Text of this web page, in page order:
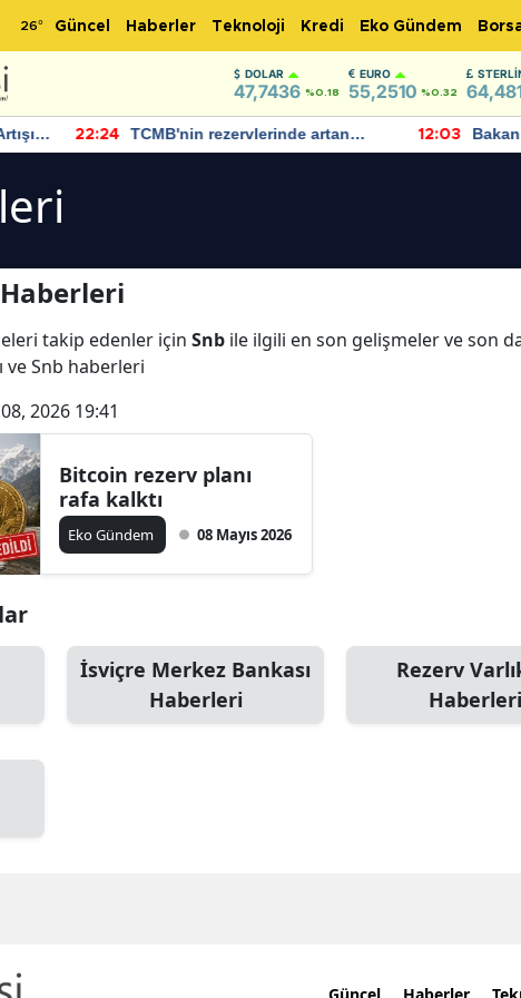
26° Güncel Haberler Teknoloji Kredi Eko Gündem
DOLAR
47,7436 %0.18
EURO
55,2510 %0.32
22:24
TCMB'nin rezervlerinde artan
momentum devam ediyor
12:03
Bakan
için
takip edenler için Snb ile ilgili en son gelişmeler ve son
ve Snb haberleri
2026 19:41
Bitcoin rezerv planı
rafa kalktı
Eko Gündem 08 Mayıs 2026
İsviçre Merkez Bankası
Haberleri
Rezerv
Haberleri